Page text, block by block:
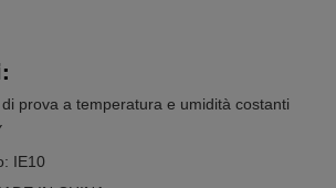
prova a temperatura e umidità costanti
IE10